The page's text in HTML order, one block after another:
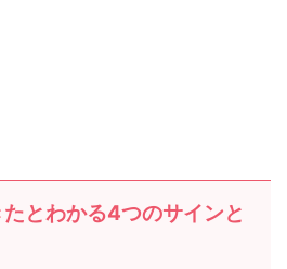
とわかる4つのサインと